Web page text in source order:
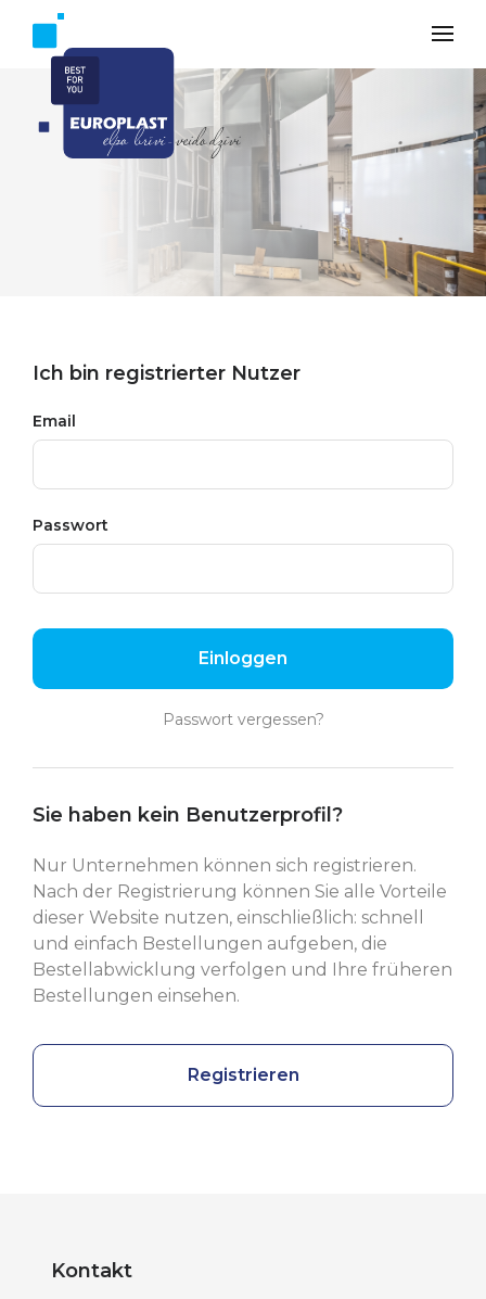
Ich bin registrierter Nutzer
Email
Passwort
Einloggen
Passwort vergessen?
Sie haben kein Benutzerprofil?
Nur Unternehmen können sich registrieren.
Nach der Registrierung können Sie alle Vorteile
dieser Website nutzen, einschließlich: schnell
und einfach Bestellungen aufgeben, die
Bestellabwicklung verfolgen und Ihre früheren
Bestellungen einsehen.
Registrieren
Kontakt